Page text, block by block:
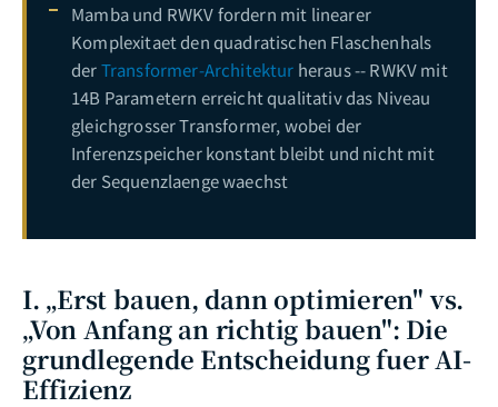
Mamba und RWKV fordern mit linearer
Komplexitaet den quadratischen Flaschenhals
derTransformer-Architektur heraus -- RWKV mit
14B Parametern erreicht qualitativ das Niveau
gleichgrosser Transformer, wobei der
Inferenzspeicher konstant bleibt und nicht mit
der Sequenzlaenge waechst
I. „Erst bauen, dann optimieren" vs.
„Von Anfang an richtig bauen": Die
grundlegende Entscheidung fuer AI-
Effizienz